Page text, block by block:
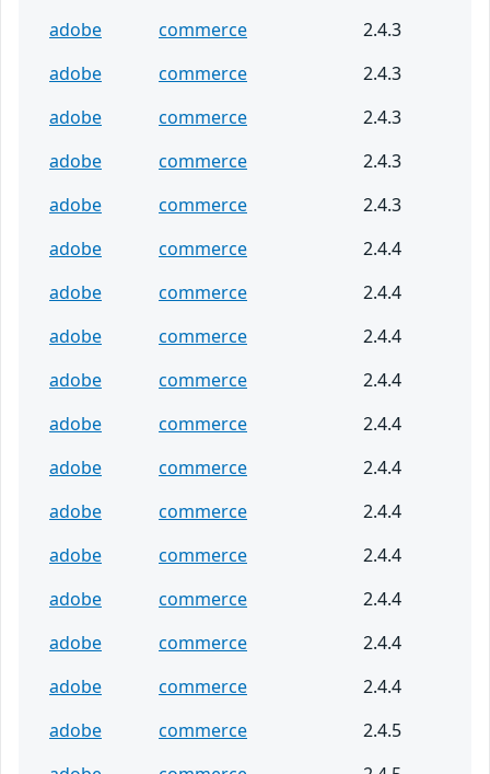
adobe
commerce
2.4.3
adobe
commerce
2.4.3
adobe
commerce
2.4.3
adobe
commerce
2.4.3
adobe
commerce
2.4.3
adobe
commerce
2.4.4
adobe
commerce
2.4.4
adobe
commerce
2.4.4
adobe
commerce
2.4.4
adobe
commerce
2.4.4
adobe
commerce
2.4.4
adobe
commerce
2.4.4
adobe
commerce
2.4.4
adobe
commerce
2.4.4
adobe
commerce
2.4.4
adobe
commerce
2.4.4
adobe
commerce
2.4.5